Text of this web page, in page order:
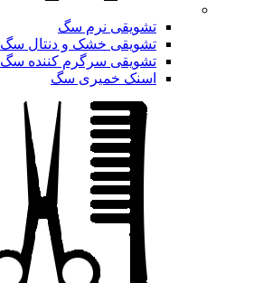
تشویقی نرم سگ
تشویقی خشک و دنتال سگ
تشویقی سرگرم کننده سگ
اسنک خمیری سگ